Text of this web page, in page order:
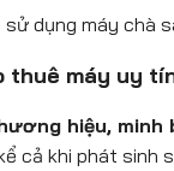
dụng máy chà
thuê máy uy
hiệu,
cả khi phát sinh